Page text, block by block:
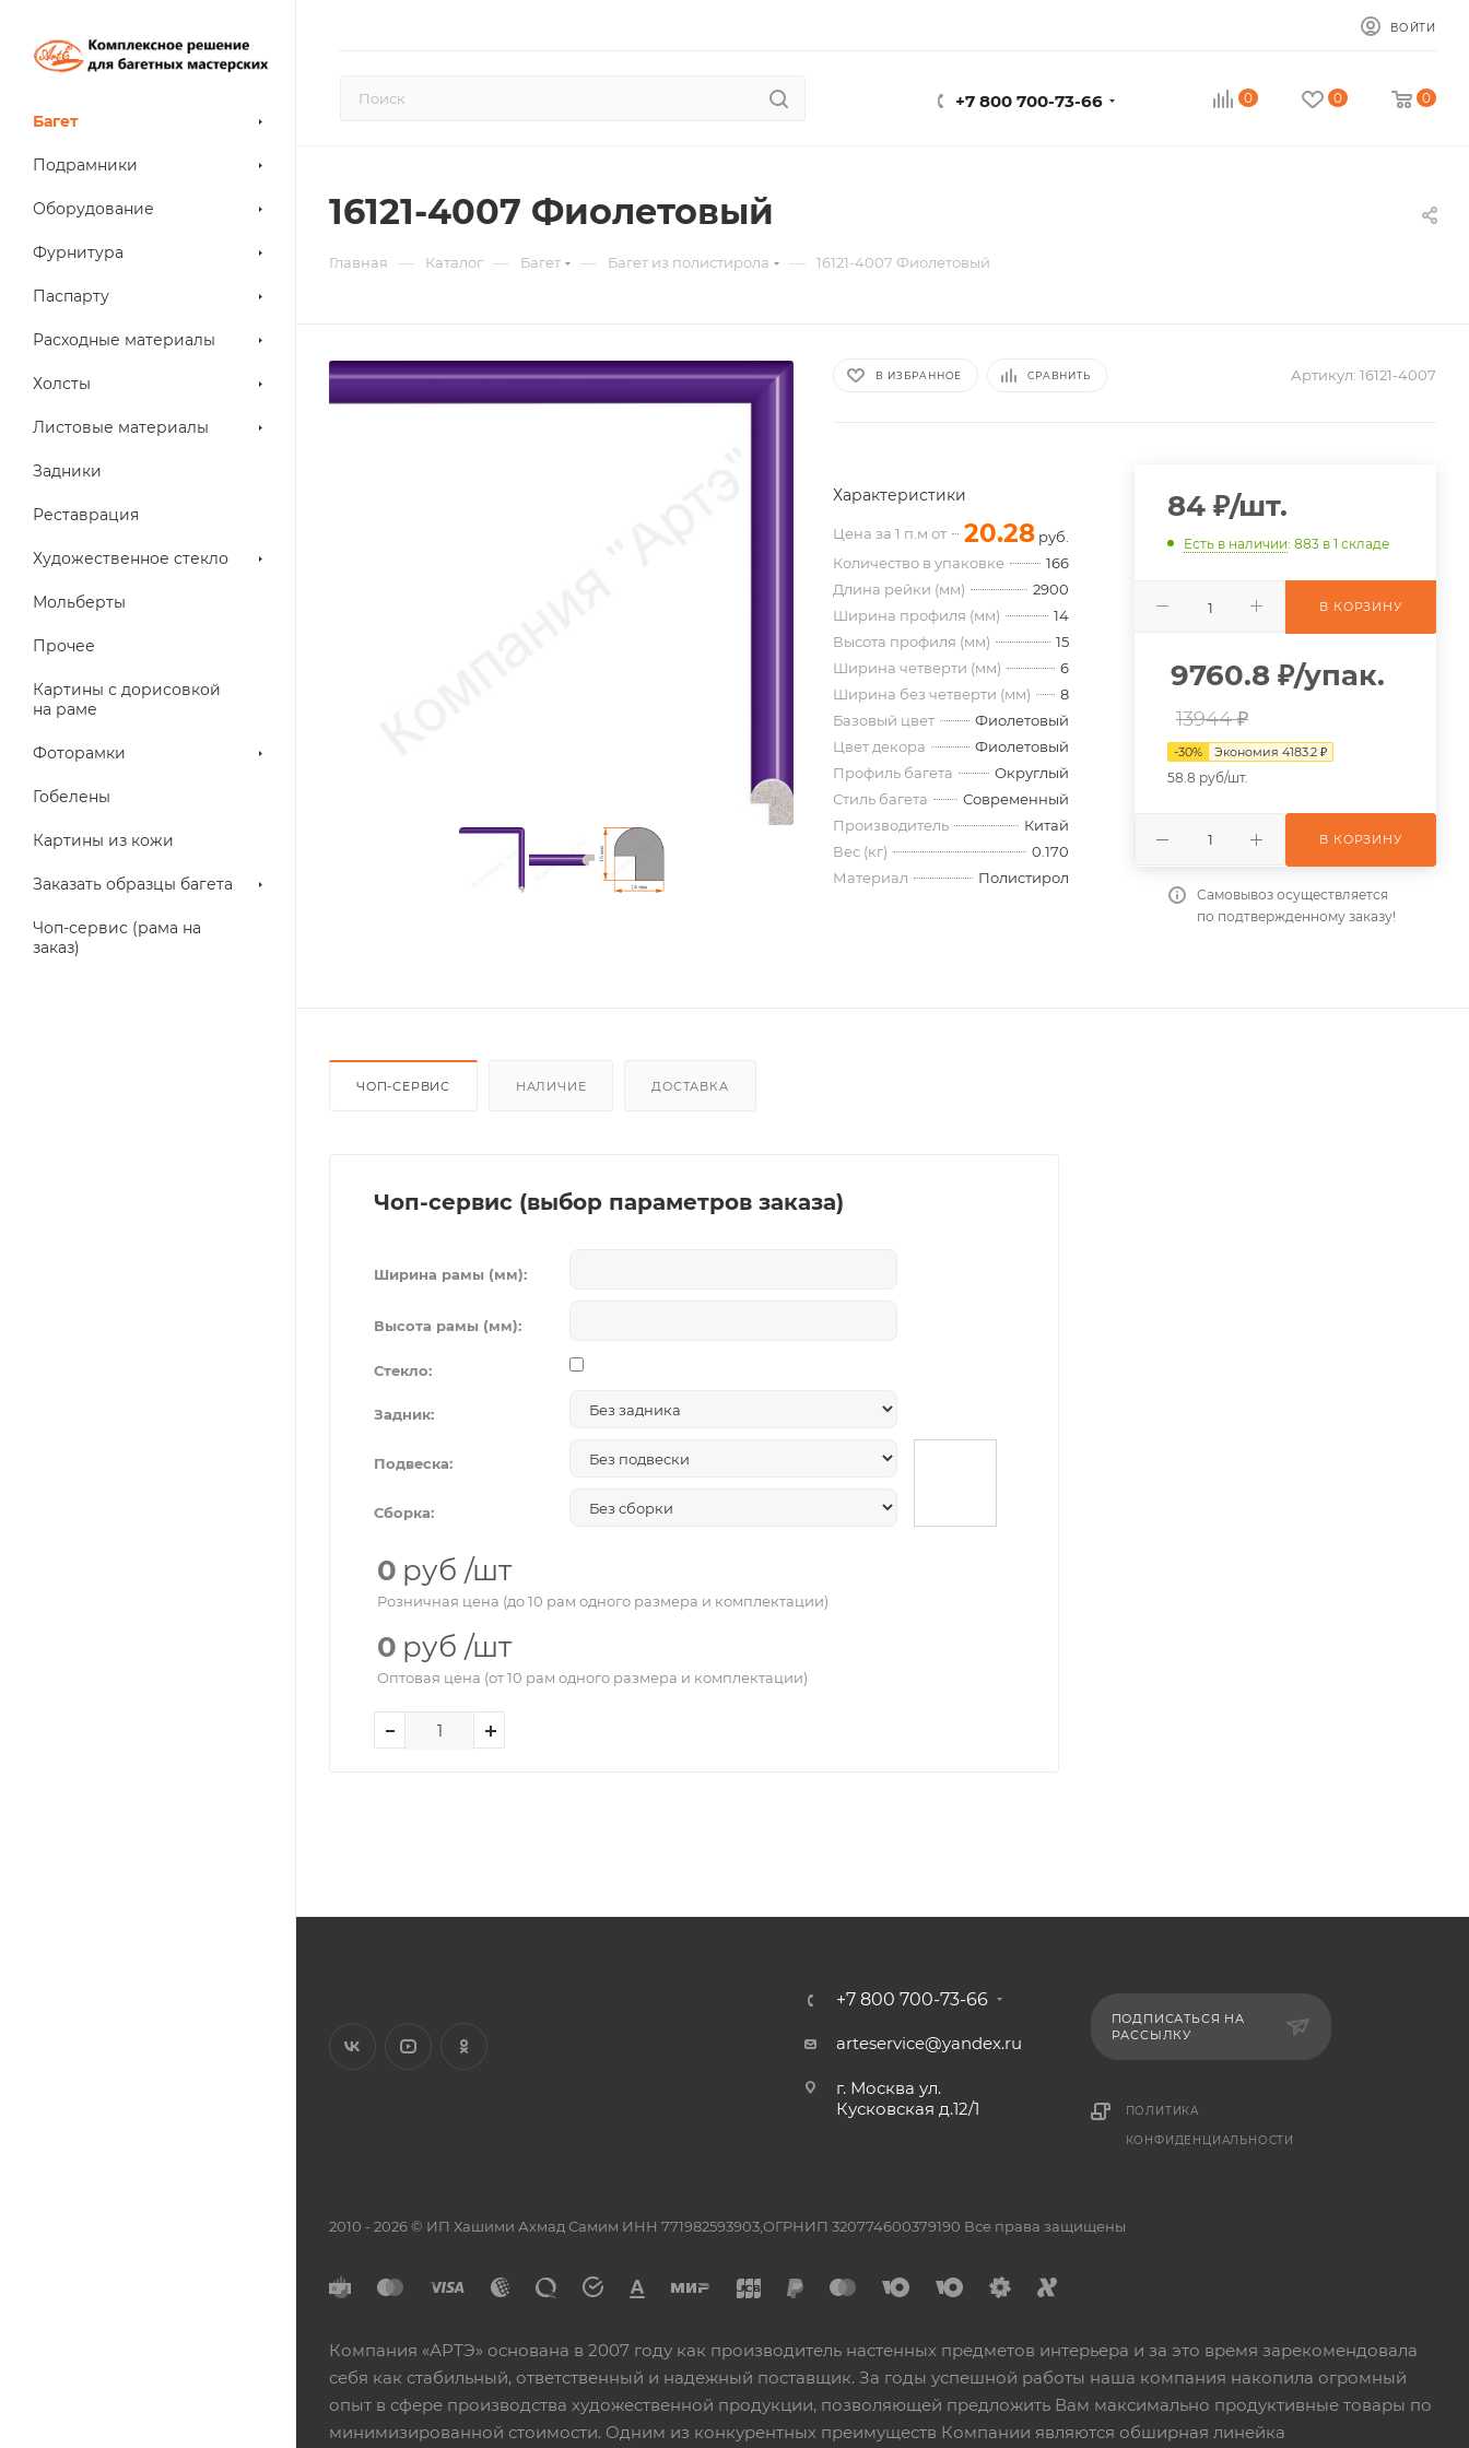
ВОЙТИ
+7 800 700-73-66 0 0 0
Багет
Подрамники
Оборудование
Фурнитура
Паспарту
Расходные материалы
Холсты
Листовые материалы
Задники
Реставрация
Художественное стекло
Мольберты
Прочее
Картины с дорисовкой
на раме
Фоторамки
Гобелены
Картины из кожи
Заказать образцы багета
Чоп-сервис (рама на
заказ)
16121-4007 Фиолетовый
Главная — Каталог — Багет — Багет из полистирола — 16121-4007 Фиолетовый
В ИЗБРАННОЕ СРАВНИТЬ Артикул: 16121-4007
Характеристики
Цена за 1 п.м от 20.28 руб.
Количество в упаковке
166
Длина рейки (мм)
2900
Ширина профиля (мм)
14
Высота профиля (мм)
15
Ширина четверти (мм)
6
Ширина без четверти (мм)
8
Базовый цвет
Фиолетовый
Цвет декора
Фиолетовый
Профиль багета
Округлый
Стиль багета
Современный
Производитель
Китай
Вес (кг)
0.170
Материал
Полистирол
84 ₽/шт.
Есть в наличии: 883 в 1 складе
В КОРЗИНУ
9760.8 ₽/упак.
13944 ₽
-30% Экономия4183.2 ₽
58.8 руб/шт.
В КОРЗИНУ
Самовывоз осуществляется
по подтвержденному заказу!
ЧОП-СЕРВИС НАЛИЧИЕ ДОСТАВКА
Чоп-сервис (выбор параметров заказа)
Ширина рамы (мм):
Высота рамы (мм):
Стекло:
Задник:
Подвеска:
Сборка:
0 руб /шт
Розничная цена (до 10 рам одного размера и комплектации)
0 руб /шт
Оптовая цена (от 10 рам одного размера и комплектации)
+7 800 700-73-66
arteservice@yandex.ru
г. Москва ул.
Кусковская д.12/1
ПОДПИСАТЬСЯ НА
РАССЫЛКУ
ПОЛИТИКА
КОНФИДЕНЦИАЛЬНОСТИ
2010 - 2026 © ИП Хашими Ахмад Самим ИНН 771982593903,ОГРНИП 320774600379190 Все права защищены
Компания «АРТЭ» основана в 2007 году как производитель настенных предметов интерьера и за это время зарекомендовала
себя как стабильный, ответственный и надежный поставщик. За годы успешной работы наша компания накопила огромный
опыт в сфере производства художественной продукции, позволяющей предложить Вам максимально продуктивные товары по
минимизированной стоимости. Одним из конкурентных преимуществ Компании являются обширная линейка